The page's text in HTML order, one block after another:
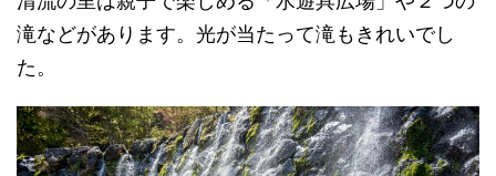
滝などがあります。光が当たって滝もきれいでし
た。